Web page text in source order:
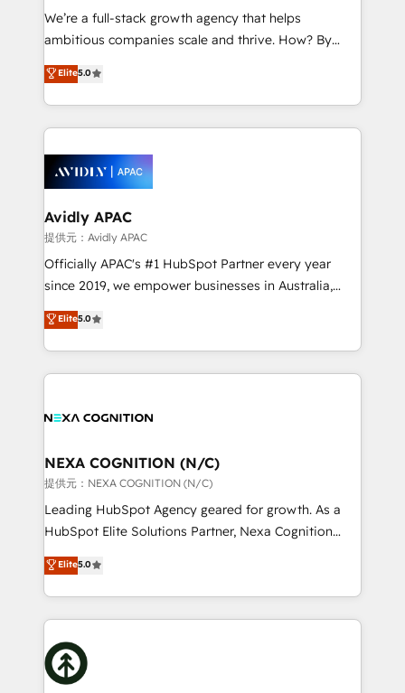
strategy, executed well, and reported on with clear
results. The culture is driven by core values; Joy, Grit,
Mindedness, and Clarity. We are driven to win for the
collective good of the company and its clientele, and
things are happening.
We’re a full-stack growth agency that helps
ambitious companies scale and thrive. How? By
upgrading and streamlining every single revenue-
generating aspect of your business. We’re proud
HubSpot Elite Solutions Partners and devout CRM
nerds who can harness HubSpot’s custom digital
experience. Working hand-in-hand with your team,
we’ll assemble a RevOps machine that drives more
traffic, generates better leads and crushes your
revenue goals. We've worked with thousands of
HubSpot customers and we'd love to work with you
too! Clients come to us for: Advanced CRM solutions
HubSpot Data System Migrations between systems
to HubSpot New lead generation strategies Time-
Elite5.0
Avidly APAC
提供元：Avidly APAC
Officially APAC's #1 HubSpot Partner every year
since 2019, we empower businesses in Australia,
New Zealand, and globally to realise their full
potential through enterprise HubSpot CRM
implementation. And we deliver best practice across
the whole HubSpot platform, covering marketing,
all businesses, from start-up to Enterprise, and have
the world. Our human approach to digital
transformation is designed for businesses who want
to grow. And we're passionate about APAC
businesses leading the world in technology, agility
record migrating businesses from CRM & Marketing
Platforms such as Salesforce, Dynamics, Pipedrive,
with attract and retain customers, manage their
business people and processes, and how they
Elite5.0
NEXA COGNITION (N/C)
提供元：NEXA COGNITION (N/C)
Leading HubSpot Agency geared for growth. As a
HubSpot Elite Solutions Partner, Nexa Cognition
ranks in the top 1% of global HubSpot Partners and
has been one of the longest-standing partners since
2012. We empower businesses to harness the full
potential of HubSpot by combining strategic
insights with technical excellence, we deliver
bespoke HubSpot solutions tailored to drive
measurable growth and operational efficiency. Why
Elite5.0